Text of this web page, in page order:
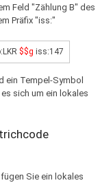
Feld "Zählung B" des
Präfix "iss:"
$$g iss:147
ein Tempel-Symbol
sich um ein lokales
Sie ein lokales